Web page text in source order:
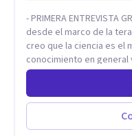
- PRIMERA ENTREVISTA
desde el marco de la
creo que la ciencia es el
conocimiento en general
interesan los procesos
persona pueda alcanzar
aceptando y
emocionales. Abordo
de ansiedad y del